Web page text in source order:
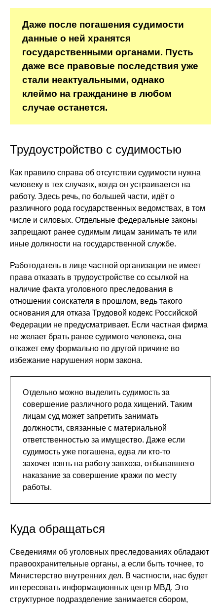
Даже после погашения судимости
данные о ней хранятся
государственными органами. Пусть
даже все правовые последствия уже
стали неактуальными, однако
клеймо на гражданине в любом
случае останется.
Трудоустройство с судимостью
Как правило справа об отсутствии судимости нужна
человеку в тех случаях, когда он устраивается на
работу. Здесь речь, по большей части, идёт о
различного рода государственных ведомствах, в том
числе и силовых. Отдельные федеральные законы
запрещают ранее судимым лицам занимать те или
иные должности на государственной службе.
Работодатель в лице частной организации не имеет
права отказать в трудоустройстве со ссылкой на
наличие факта уголовного преследования в
отношении соискателя в прошлом, ведь такого
основания для отказа Трудовой кодекс Российской
Федерации не предусматривает. Если частная фирма
не желает брать ранее судимого человека, она
откажет ему формально по другой причине во
избежание нарушения норм закона.
Отдельно можно выделить судимость за
совершение различного рода хищений. Таким
лицам суд может запретить занимать
должности, связанные с материальной
ответственностью за имущество. Даже если
судимость уже погашена, едва ли кто-то
захочет взять на работу завхоза, отбывавшего
наказание за совершение кражи по месту
работы.
Куда обращаться
Сведениями об уголовных преследованиях обладают
правоохранительные органы, а если быть точнее, то
Министерство внутренних дел. В частности, нас будет
интересовать информационных центр МВД. Это
структурное подразделение занимается сбором,